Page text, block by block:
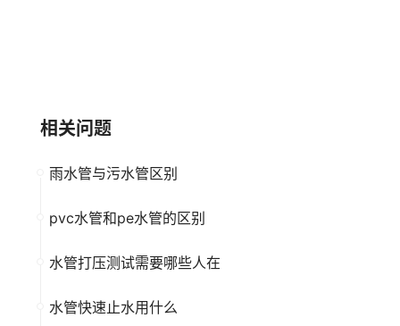
相关问题
雨水管与污水管区别
pvc水管和pe水管的区别
水管打压测试需要哪些人在
水管快速止水用什么